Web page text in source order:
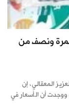
بمرة ونصف من
المعقالي، إن
ووجدت أن الأسعار في